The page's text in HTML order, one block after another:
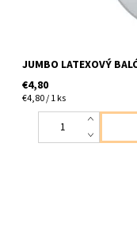
JUMBO LATEXOVÝ
€4,80
€4,80 / 1 ks